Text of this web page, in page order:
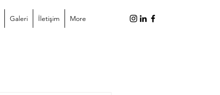
Galeri İletişim More